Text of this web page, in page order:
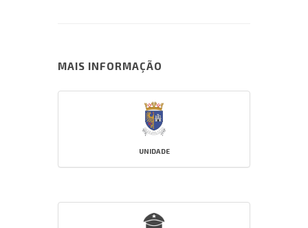
MAIS INFORMAÇÃO
UNIDADE